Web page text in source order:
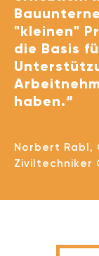
"kleinen"
die Basis
haben.“
Norbert Rabl,
Ziviltechniker